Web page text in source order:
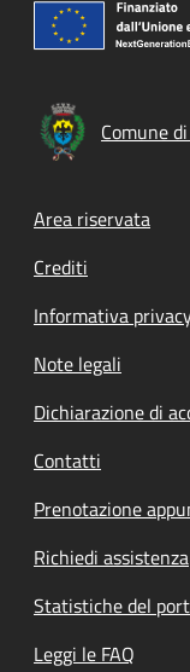
Comune
Footer
Area riservata
Crediti
Informativa
Note legali
Dichiarazione di
Contatti
Prenotazione
Richiedi assistenza
Statistiche del
Leggi le FAQ